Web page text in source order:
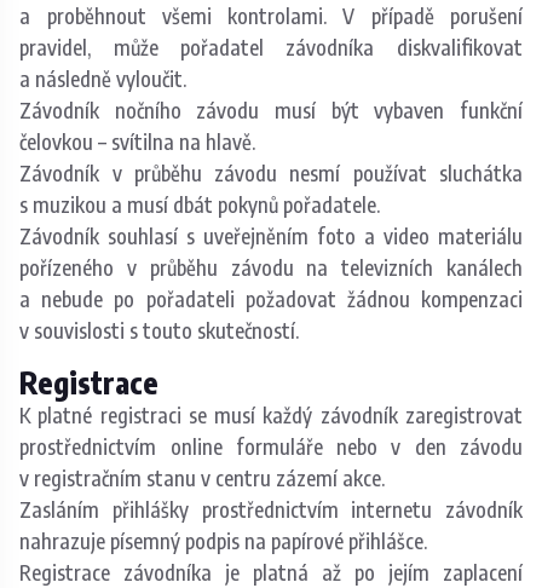
a proběhnout všemi kontrolami. V případě porušení
pravidel, může pořadatel závodníka diskvalifikovat
a následně vyloučit.
Závodník nočního závodu musí být vybaven funkční
čelovkou – svítilna na hlavě.
Závodník v průběhu závodu nesmí používat sluchátka
s muzikou a musí dbát pokynů pořadatele.
Závodník souhlasí s uveřejněním foto a video materiálu
pořízeného v průběhu závodu na televizních kanálech
a nebude po pořadateli požadovat žádnou kompenzaci
v souvislosti s touto skutečností.
Registrace
K platné registraci se musí každý závodník zaregistrovat
prostřednictvím online formuláře nebo v den závodu
v registračním stanu v centru zázemí akce.
Zasláním přihlášky prostřednictvím internetu závodník
nahrazuje písemný podpis na papírové přihlášce.
Registrace závodníka je platná až po jejím zaplacení